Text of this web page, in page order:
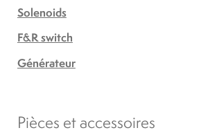
Solenoids
F&R switch
Générateur
Pièces et accessoires